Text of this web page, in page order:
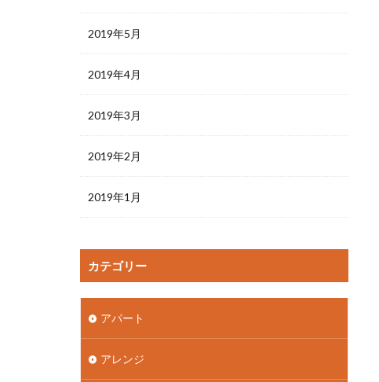
2019年5月
2019年4月
2019年3月
2019年2月
2019年1月
カテゴリー
アパート
アレンジ